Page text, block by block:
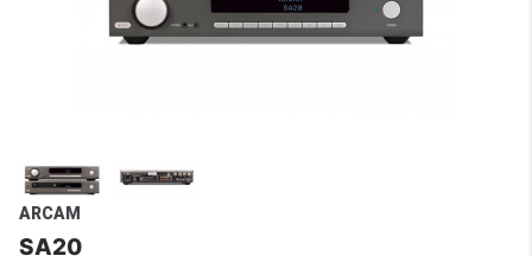
ARCAM
SA20